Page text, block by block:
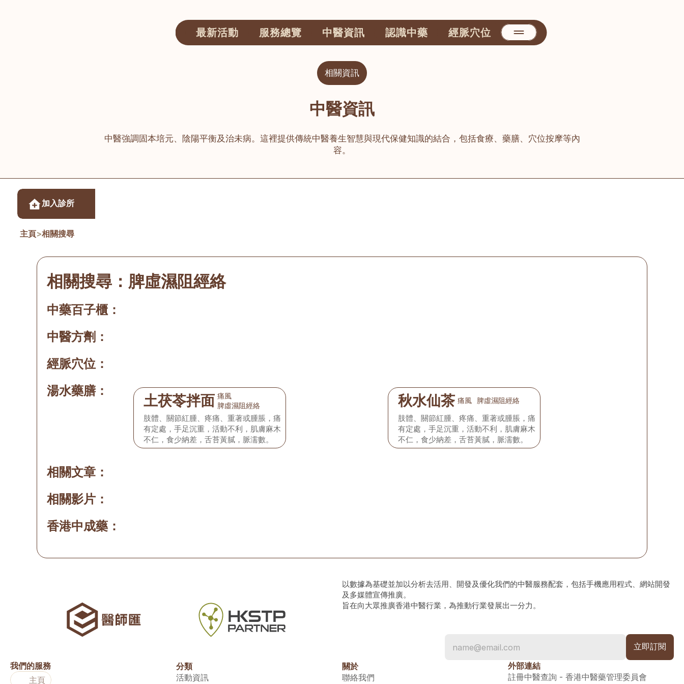
最新活動 服務總覽 中醫資訊 認識中藥 經脈穴位
相關資訊
中醫資訊
中醫強調固本培元、陰陽平衡及治未病。這裡提供傳統中醫養生智慧與現代保健知識的結合，包括食療、藥膳、穴位按摩等內
容。
加入診所
主頁>相關搜尋
相關搜尋： 脾虛濕阻經絡
中藥百子櫃：
中醫方劑：
經脈穴位：
湯水藥膳：
土茯苓拌面 痛風
脾虛濕阻經絡
肢體、關節紅腫、疼痛、重著或腫脹，痛
有定處，手足沉重，活動不利，肌膚麻木
不仁，食少納差，舌苔黃膩，脈濡數。
秋水仙茶 痛風 脾虛濕阻經絡
肢體、關節紅腫、疼痛、重著或腫脹，痛
有定處，手足沉重，活動不利，肌膚麻木
不仁，食少納差，舌苔黃膩，脈濡數。
相關文章：
相關影片：
香港中成藥：
以數據為基礎並加以分析去活用、開發及優化我們的中醫服務配套，包括手機應用程式、網站開發
及多媒體宣傳推廣。
旨在向大眾推廣香港中醫行業，為推動行業發展出一分力。
我們的服務
主頁
分類
活動資訊
關於
聯絡我們
外部連結
註冊中醫查詢 - 香港中醫藥管理委員會